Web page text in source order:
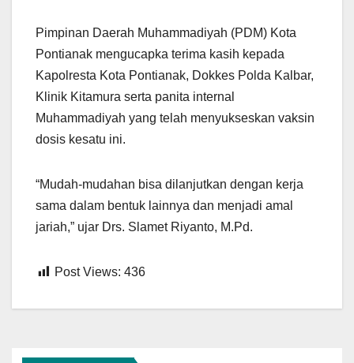
Pimpinan Daerah Muhammadiyah (PDM) Kota
Pontianak mengucapka terima kasih kepada
Kapolresta Kota Pontianak, Dokkes Polda Kalbar,
Klinik Kitamura serta panita internal
Muhammadiyah yang telah menyukseskan vaksin
dosis kesatu ini.
“Mudah-mudahan bisa dilanjutkan dengan kerja
sama dalam bentuk lainnya dan menjadi amal
jariah,” ujar Drs. Slamet Riyanto, M.Pd.
Post Views: 436